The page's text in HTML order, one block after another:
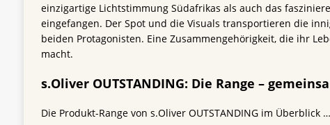
einzigartige Lichtstimmung Südafrikas als auch das
eingefangen. Der Spot und die Visuals transportieren die
beiden Protagonisten. Eine Zusammengehörigkeit, die ihr
macht.
s.Oliver OUTSTANDING: Die Range –
Die Produkt-Range von s.Oliver OUTSTANDING im Überblick …